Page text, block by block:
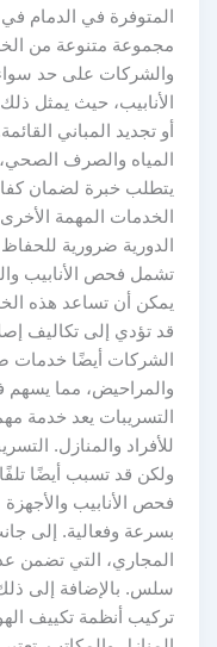
المتوفرة في الدمام
مجموعة متنوعة من
والشركات على حد
الأنابيب، حيث يمثل
أو تجديد المباني
المياه والصرف
يتطلب خبرة لضمان
الخدمات المهمة
الدورية ضرورية
تشمل فحص الأنابيب
يمكن أن تساعد هذه
قد تؤدي إلى تكاليف
الشركات أيضًا خدمات
والمراحيض، مما يسهم
التسريبات يعد خدمة
للأفراد والمنازل.
ولكن قد تسبب أيضًا
فحص الأنابيب
بسرعة وفعالية. إلى
المجاري، التي تضمن
سلس. بالإضافة إلى
تركيب أنظمة تكييف